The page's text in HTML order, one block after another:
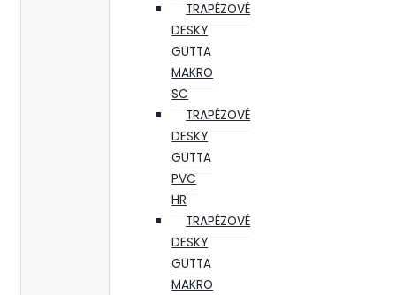
TRAPÉZOVÉ
DESKY
GUTTA
MAKRO
SC
TRAPÉZOVÉ
DESKY
GUTTA
PVC
HR
TRAPÉZOVÉ
DESKY
GUTTA
MAKRO